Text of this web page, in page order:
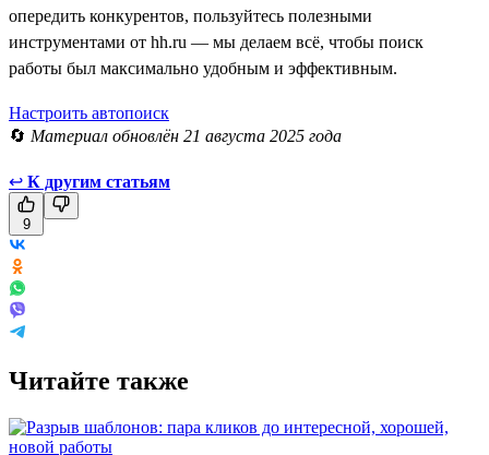
опередить конкурентов, пользуйтесь полезными
инструментами от hh.ru — мы делаем всё, чтобы поиск
работы был максимально удобным и эффективным.
Настроить автопоиск
🔄 Материал обновлён 21 августа 2025 года
↩ К другим статьям
9
Читайте также